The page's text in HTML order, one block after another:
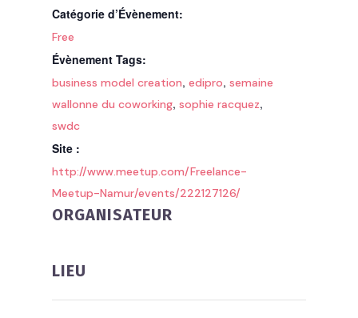
Catégorie d’Évènement:
Free
Évènement Tags:
business model creation, edipro, semaine
wallonne du coworking, sophie racquez,
swdc
Site :
http://www.meetup.com/Freelance-
Meetup-Namur/events/222127126/
ORGANISATEUR
LIEU